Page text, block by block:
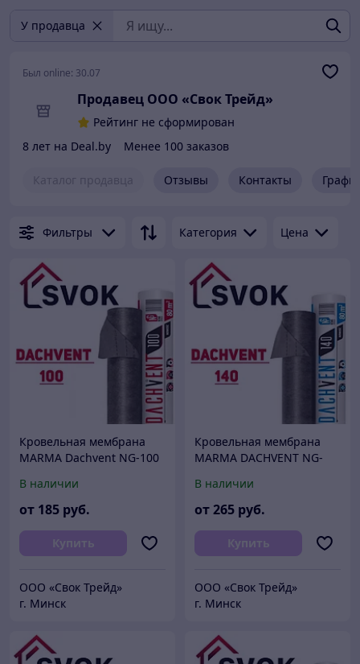
У продавца
Был online: 30.07
Продавец ООО «Свок Трейд»
Рейтинг не сформирован
8 лет на Deal.by
Менее 100 заказов
Каталог продавца Отзывы Контакты
Фильтры Категория Цена
Кровельная мембрана
MARMA Dachvent NG-100
В наличии
от 185 руб.
Купить
ООО «Свок Трейд»
г. Минск
Кровельная мембрана
MARMA DACHVENT NG-
В наличии
от265 руб.
Купить
ООО «Свок Трейд»
г. Минск